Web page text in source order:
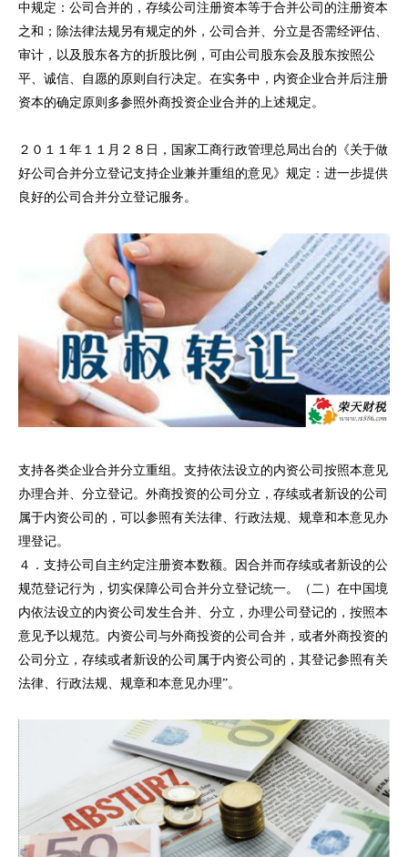
中规定：公司合并的，存续公司注册资本等于合并公司的注册资本
之和；除法律法规另有规定的外，公司合并、分立是否需经评估、
审计，以及股东各方的折股比例，可由公司股东会及股东按照公
平、诚信、自愿的原则自行决定。在实务中，内资企业合并后注册
资本的确定原则多参照外商投资企业合并的上述规定。
２０１１年１１月２８日，国家工商行政管理总局出台的《关于做
好公司合并分立登记支持企业兼并重组的意见》规定：进一步提供
良好的公司合并分立登记服务。
支持各类企业合并分立重组。支持依法设立的内资公司按照本意见
办理合并、分立登记。外商投资的公司分立，存续或者新设的公司
属于内资公司的，可以参照有关法律、行政法规、规章和本意见办
理登记。
４．支持公司自主约定注册资本数额。因合并而存续或者新设的公
规范登记行为，切实保障公司合并分立登记统一。（二）在中国境
内依法设立的内资公司发生合并、分立，办理公司登记的，按照本
意见予以规范。内资公司与外商投资的公司合并，或者外商投资的
公司分立，存续或者新设的公司属于内资公司的，其登记参照有关
法律、行政法规、规章和本意见办理”。